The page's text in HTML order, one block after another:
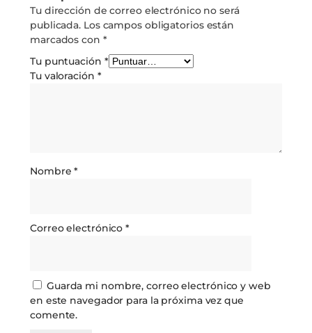
Tu dirección de correo electrónico no será
publicada. Los campos obligatorios están
marcados con *
Tu puntuación *
Tu valoración *
Nombre*
Correo electrónico*
Guarda mi nombre, correo electrónico y web
en este navegador para la próxima vez que
comente.